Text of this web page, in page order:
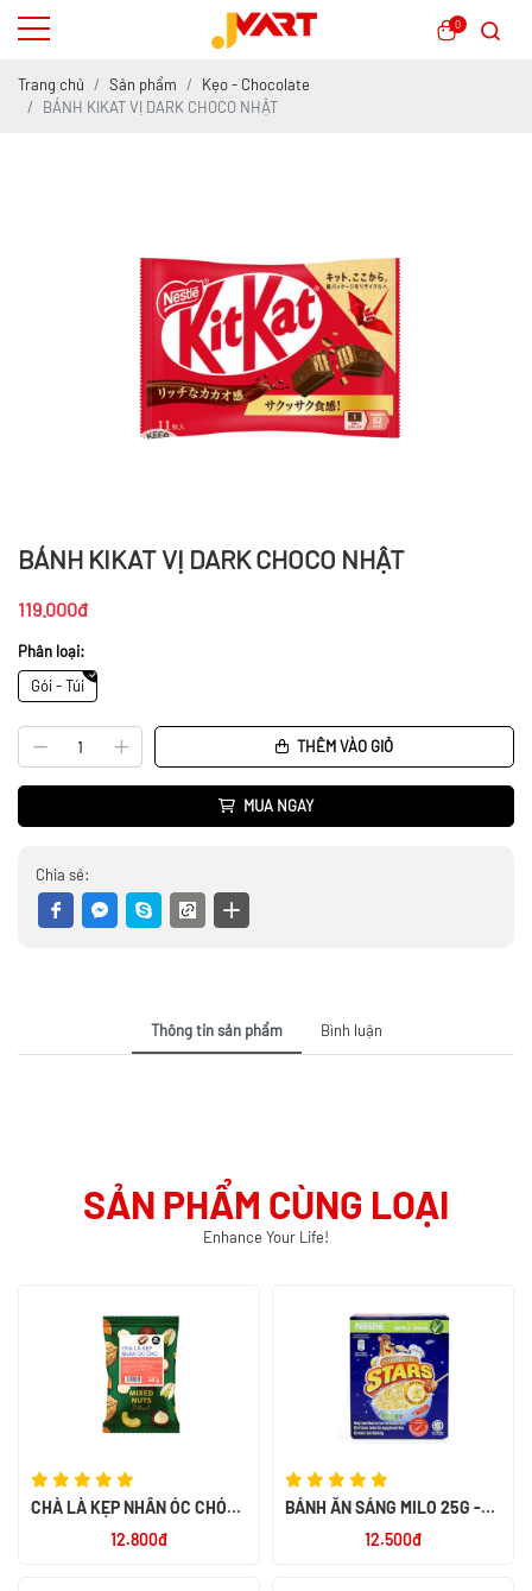
0
Trang chủ Sản phẩm
Kẹo - Chocolate
BÁNH KIKAT VỊ DARK CHOCO NHẬT
BÁNH KIKAT VỊ DARK CHOCO NHẬT
119.000đ
Phân loại:
Gói - Túi
THÊM VÀO GIỎ
MUA NGAY
Chia sẻ:
Thông tin sản phẩm Bình luận
SẢN PHẨM CÙNG LOẠI
Enhance Your Life!
CHÀ LÀ KẸP NHÂN ÓC CHÓ
MIX NUTS 60G - SMILE NUTS
12.800đ
BÁNH ĂN SÁNG MILO 25G -
NK PHILIPPIN
12.500đ